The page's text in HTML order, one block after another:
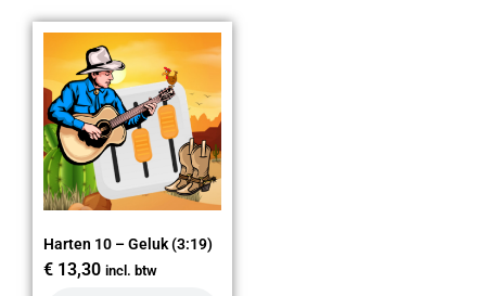
Harten 10 – Geluk (3:19)
€ 13,30 incl. btw